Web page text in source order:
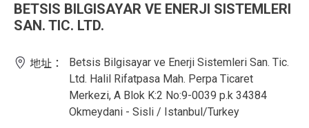
BETSIS BILGISAYAR VE ENERJI SISTEMLERI
SAN. TIC. LTD.
地址：
Betsis Bilgisayar ve Enerji Sistemleri San. Tic.
Ltd. Halil Rifatpasa Mah. Perpa Ticaret
Merkezi, A Blok K:2 No:9-0039 p.k 34384
Okmeydani - Sisli / Istanbul/Turkey